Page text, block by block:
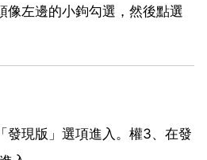
像左邊的小鉤勾選，然後點選
發現版」選項進入。權3、在發